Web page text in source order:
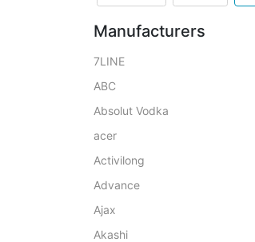
Manufacturers
7LINE
ABC
Absolut Vodka
acer
Activilong
Advance
Ajax
Akashi